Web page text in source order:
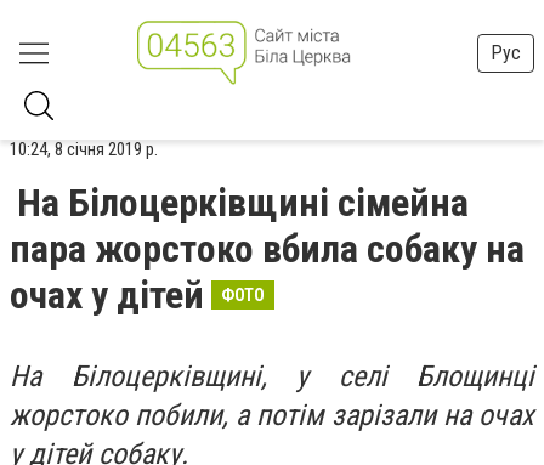
Рус
10:24, 8 січня 2019 р.
На Білоцерківщині сімейна
пара жорстоко вбила собаку на
очах у дітей
ФОТО
На Білоцерківщині, у селі Блощинці
жорстоко побили, а потім зарізали на очах
у дітей собаку.